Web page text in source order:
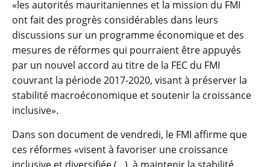
«les autorités mauritaniennes et la mission du FMI
ont fait des progrès considérables dans leurs
discussions sur un programme économique et des
mesures de réformes qui pourraient être appuyés
par un nouvel accord au titre de la FEC du FMI
couvrant la période 2017-2020, visant à préserver la
stabilité macroéconomique et soutenir la croissance
inclusive».
Dans son document de vendredi, le FMI affirme que
ces réformes «visent à favoriser une croissance